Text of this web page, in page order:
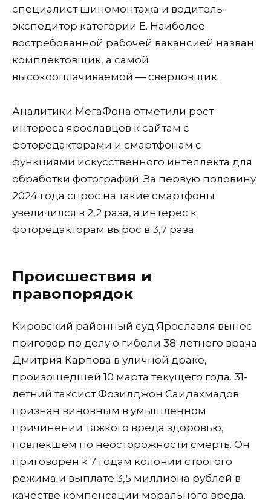
специалист шиномонтажа и водитель-
экспедитор категории Е. Наиболее
востребованной рабочей вакансией назван
комплектовщик, а самой
высокооплачиваемой — сверловщик.
Аналитики МегаФона отметили рост
интереса ярославцев к сайтам с
фоторедакторами и смартфонам с
функциями искусственного интеллекта для
обработки фотографий. За первую половину
2024 года спрос на такие смартфоны
увеличился в 2,2 раза, а интерес к
фоторедакторам вырос в 3,7 раза.
Происшествия и
правопорядок
Кировский районный суд Ярославля вынес
приговор по делу о гибели 38-летнего врача
Дмитрия Карпова в уличной драке,
произошедшей 10 марта текущего года. 31-
летний таксист Фозилджон Саидахмадов
признан виновным в умышленном
причинении тяжкого вреда здоровью,
повлекшем по неосторожности смерть. Он
приговорён к 7 годам колонии строгого
режима и выплате 3,5 миллиона рублей в
качестве компенсации морального вреда.